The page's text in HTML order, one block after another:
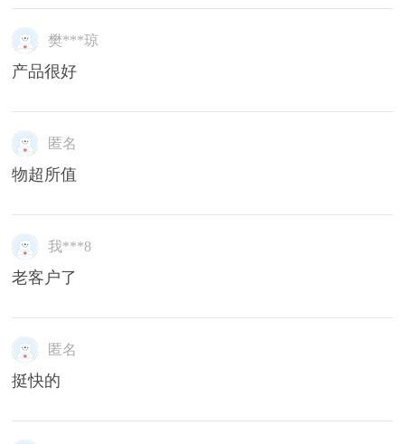
樊***琼
产品很好
匿名
物超所值
我***8
老客户了
匿名
挺快的